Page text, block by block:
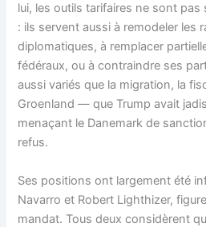
lui, les outils tarifaires ne sont
: ils servent aussi à remodeler les
diplomatiques, à remplacer
fédéraux, ou à contraindre ses
aussi variés que la migration, la
Groenland — que Trump avait
menaçant le Danemark de
refus.
Ses positions ont largement été
Navarro et Robert Lighthizer,
mandat. Tous deux considèrent